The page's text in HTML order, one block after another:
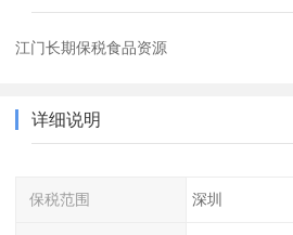
江门长期保税食品资源
详细说明
保税范围 深圳